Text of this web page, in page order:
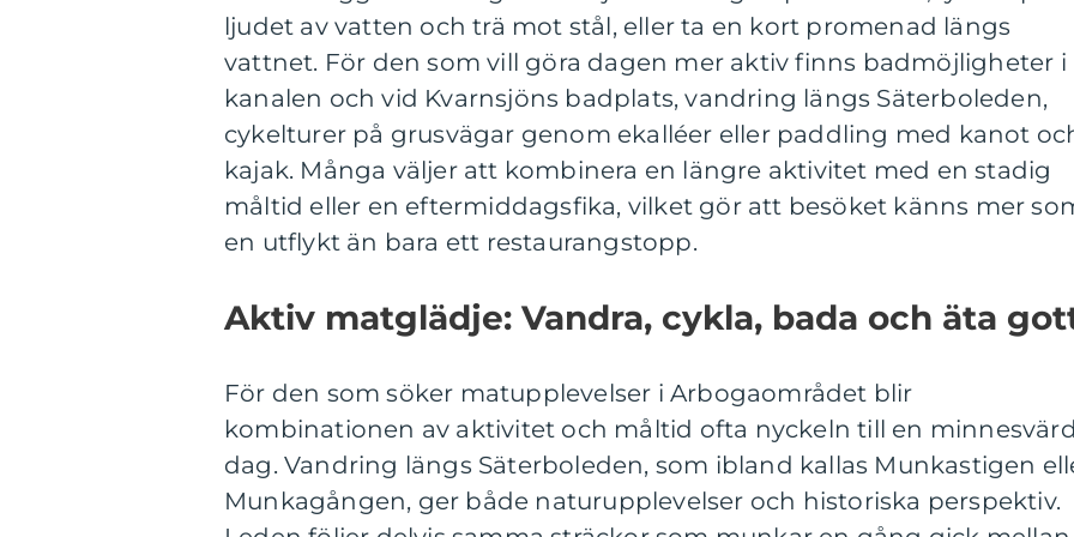
ljudet av vatten och trä mot stål, eller ta en kort promenad längs
vattnet. För den som vill göra dagen mer aktiv finns badmöjligheter i
kanalen och vid Kvarnsjöns badplats, vandring längs Säterboleden,
cykelturer på grusvägar genom ekalléer eller paddling med kanot
kajak. Många väljer att kombinera en längre aktivitet med en stadig
måltid eller en eftermiddagsfika, vilket gör att besöket känns mer
en utflykt än bara ett restaurangstopp.
Aktiv matglädje: Vandra, cykla, bada och äta
För den som söker matupplevelser i Arbogaområdet blir
kombinationen av aktivitet och måltid ofta nyckeln till en minnesvärd
dag. Vandring längs Säterboleden, som ibland kallas Munkastigen
Munkagången, ger både naturupplevelser och historiska perspektiv.